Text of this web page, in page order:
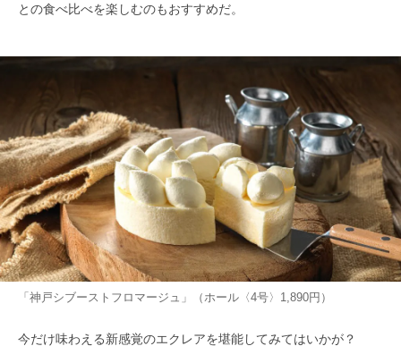
との食べ比べを楽しむのもおすすめだ。
「神戸シブーストフロマージュ」（ホール〈4号〉1,890円）
今だけ味わえる新感覚のエクレアを堪能してみてはいかが？